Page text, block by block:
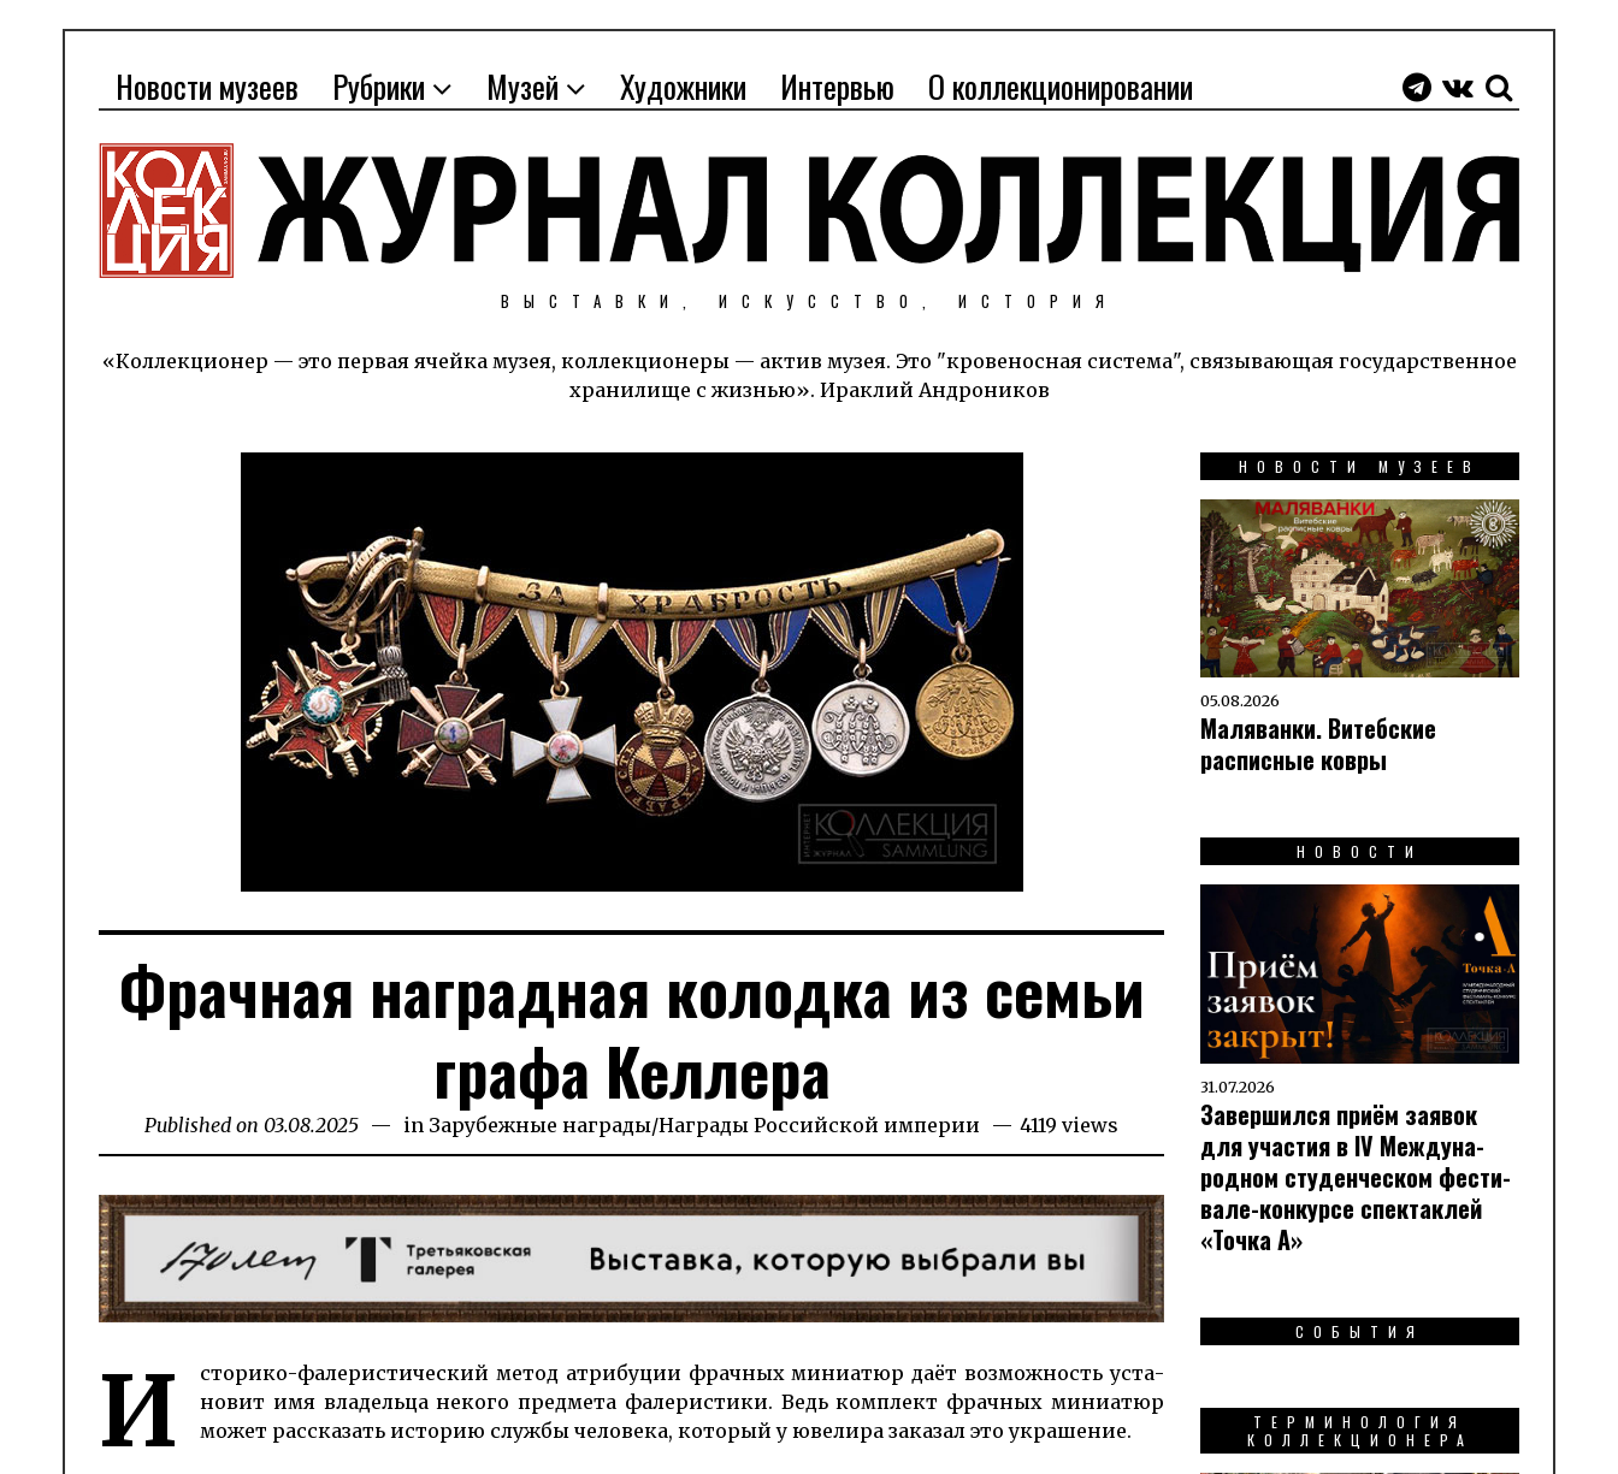
Новости музеев Рубрики Музей Художники Интервью О коллекционировании
ВЫСТАВКИ, ИСКУССТВО, ИСТОРИЯ
«Коллекционер — это первая ячейка музея, коллекционеры — актив музея. Это "кровеносная система", связывающая государственное
хранилище с жизнью». Ираклий Андроников
Фрачная наградная колодка из семьи
графа Келлера
Published on 03.08.2025 05.08.2025
in Зарубежные награды/Награды Российской империи 4119 views
И
сто­рико-фа­ле­рис­ти­чес­кий метод атри­буции фрач­ных ми­ниатюр даёт воз­мож­ность ус­та­
но­вит имя вла­дель­ца некого предмета фа­ле­рис­ти­ки. Ведь комплект фрачных миниатюр
может рас­сказать историю службы человека, который у ювелира заказал это украшение.
НОВОСТИ МУЗЕЕВ
05.08.2026
Маляванки. Витебские
расписные ковры
НОВОСТИ
31.07.2026
Завершился приём заявок
для участия в IV Меж­ду­на­
род­ном сту­ден­чес­ком фес­ти­
вале-кон­кур­се спек­таклей
«Точка А»
СОБЫТИЯ
ТЕРМИНОЛОГИЯ
КОЛЛЕКЦИОНЕРА